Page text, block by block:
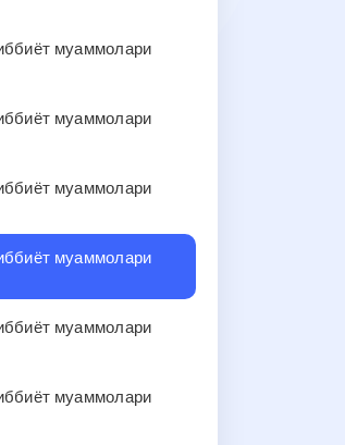
муаммолари
муаммолари
муаммолари
муаммолари
муаммолари
муаммолари